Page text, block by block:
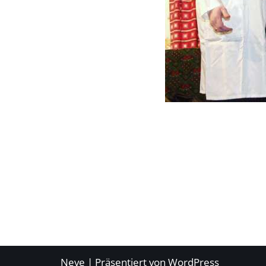
Neve | Präsentiert von WordPress